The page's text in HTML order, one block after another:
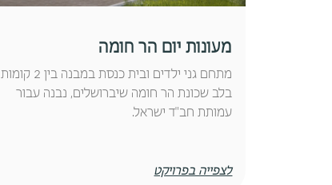
מעונות יום הר חומה
מתחם גני ילדים ובית כנסת במבנה בין 2 קומות
בלב שכונת הר חומה שיברושלים, נבנה עבור
עמותת חב"ד ישראל.
לצפייה בפרויקט